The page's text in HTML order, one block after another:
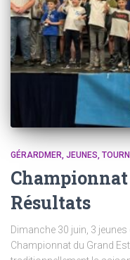
GÉRARDMER JEUNES
Championnat
Résultats
Dimanche 30 juin, 3
Championnat du Grand